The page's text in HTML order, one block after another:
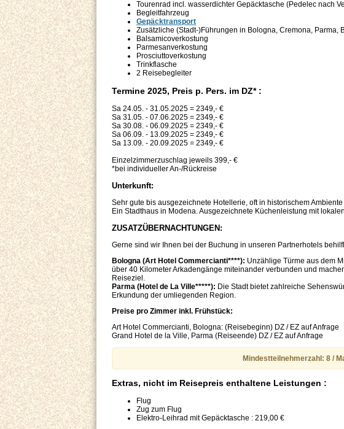
Tourenrad incl. wasserdichter Gepäcktasche (Pedelec nach
Begleitfahrzeug
Gepäcktransport
Zusätzliche (Stadt-)Führungen in Bologna, Cremona, Parma,
Balsamicoverkostung
Parmesanverkostung
Prosciuttoverkostung
Trinkflasche
2 Reisebegleiter
Termine 2025, Preis p. Pers. im DZ* :
Sa 24.05. - 31.05.2025 = 2349,- €
Sa 31.05. - 07.06.2025 = 2349,- €
Sa 30.08. - 06.09.2025 = 2349,- €
Sa 06.09. - 13.09.2025 = 2349,- €
Sa 13.09. - 20.09.2025 = 2349,- €
Einzelzimmerzuschlag jeweils 399,- €
*bei individueller An-/Rückreise
Unterkunft:
Sehr gute bis ausgezeichnete Hotellerie, oft in historischem
Ein Stadthaus in Modena. Ausgezeichnete Küchenleistung mit
ZUSATZÜBERNACHTUNGEN:
Gerne sind wir Ihnen bei der Buchung in unseren Partnerhotels
Bologna (Art Hotel Commercianti****): Unzählige Türme aus dem
über 40 Kilometer Arkadengänge miteinander verbunden und
Reiseziel.
Parma (Hotel de La Ville*****): Die Stadt bietet zahlreiche
Erkundung der umliegenden Region.
Preise pro Zimmer inkl. Frühstück:
Art Hotel Commercianti, Bologna: (Reisebeginn) DZ / EZ auf Anfrage
Grand Hotel de la Ville, Parma (Reiseende) DZ / EZ auf Anfrage
Mindestteilnehmerzahl: 8 /
Extras, nicht im Reisepreis enthaltene Leistungen :
Flug
Zug zum Flug
Elektro-Leihrad mit Gepäcktasche : 219,00 €